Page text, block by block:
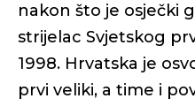
nakon što je osječki
strijelac Svjetskog
1998. Hrvatska je
prvi veliki, a time i